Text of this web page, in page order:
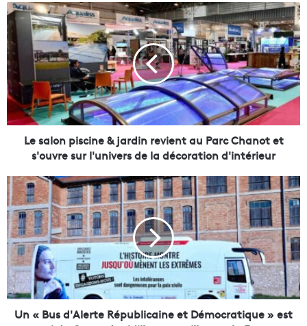
L
e
s
a
l
o
n
p
i
n
e
&
a
r
d
n
Le salon piscine & jardin revient au Parc Chanot et
s'ouvre sur l'univers de la décoration d'intérieur
U
n
«
B
u
d
A
Un « Bus d'Alerte Républicaine et Démocratique » est